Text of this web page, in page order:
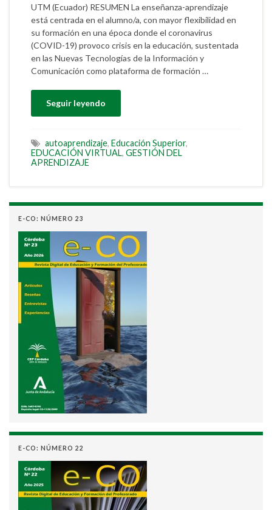
UTM (Ecuador) RESUMEN La enseñanza-aprendizaje
está centrada en el alumno/a, con mayor flexibilidad en
su formación en una época donde el coronavirus
(COVID-19) provoco crisis en la educación, sustentada
en las Nuevas Tecnologías de la Información y
Comunicación como plataforma de formación …
Seguir leyendo
autoaprendizaje, Educación Superior,
EDUCACIÓN VIRTUAL, GESTIÓN DEL
APRENDIZAJE
E-CO: NÚMERO 23
E-CO: NÚMERO 22